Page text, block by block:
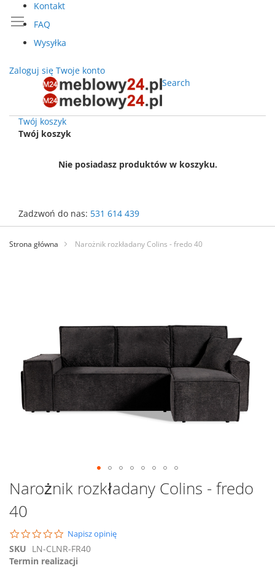
Kontakt
FAQ
Wysyłka
Zaloguj się Twoje konto
Search
Twój koszyk
Twój koszyk
Nie posiadasz produktów w koszyku.
Zadzwoń do nas: 531 614 439
Przejdź
treści
Strona główna Narożnik rozkładany Colins - fredo 40
Przejdź
na
początek
galerii
Narożnik rozkładany Colins - fredo
40
0.0
star
rating
Napisz opinię
SKU LN-CLNR-FR40
Termin realizacji